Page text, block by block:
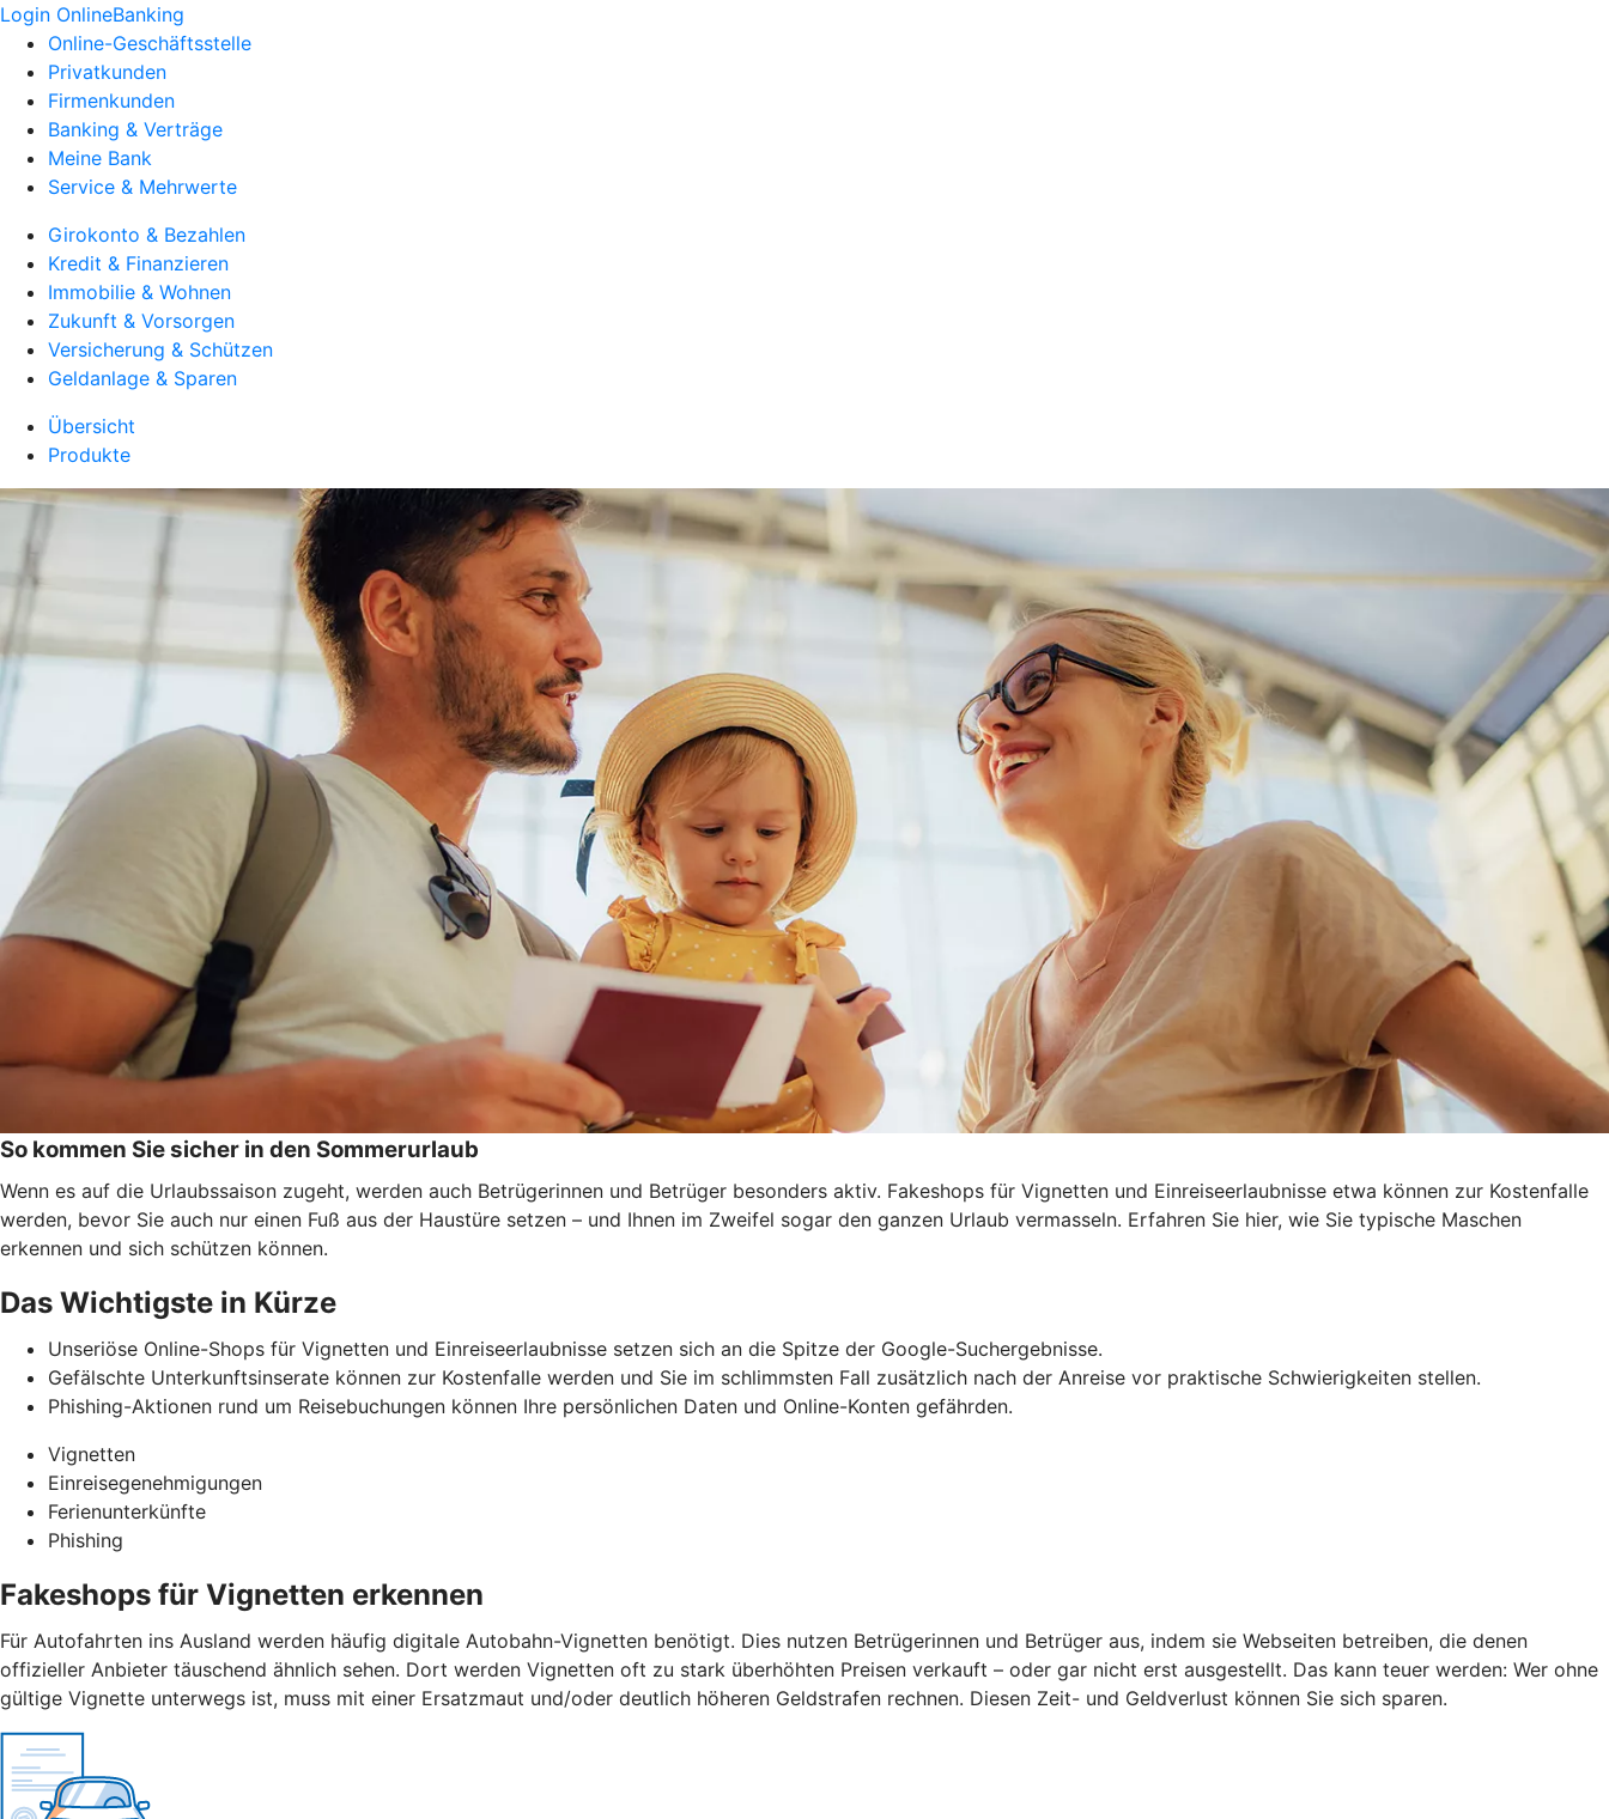
Login OnlineBanking
Online-Geschäftsstelle
Privatkunden
Firmenkunden
Banking & Verträge
Meine Bank
Service & Mehrwerte
Girokonto & Bezahlen
Kredit & Finanzieren
Immobilie & Wohnen
Zukunft & Vorsorgen
Versicherung & Schützen
Geldanlage & Sparen
Übersicht
Produkte
So kommen Sie sicher in den Sommerurlaub
Wenn es auf die Urlaubssaison zugeht, werden auch Betrügerinnen und Betrüger besonders aktiv. Fakeshops für Vignetten und Einreiseerlaubnisse etwa können zur Kostenfalle
werden, bevor Sie auch nur einen Fuß aus der Haustüre setzen – und Ihnen im Zweifel sogar den ganzen Urlaub vermasseln. Erfahren Sie hier, wie Sie typische Maschen
erkennen und sich schützen können.
Das Wichtigste in Kürze
Unseriöse Online-Shops für Vignetten und Einreiseerlaubnisse setzen sich an die Spitze der Google-Suchergebnisse.
Gefälschte Unterkunftsinserate können zur Kostenfalle werden und Sie im schlimmsten Fall zusätzlich nach der Anreise vor praktische Schwierigkeiten stellen.
Phishing-Aktionen rund um Reisebuchungen können Ihre persönlichen Daten und Online-Konten gefährden.
Vignetten
Einreisegenehmigungen
Ferienunterkünfte
Phishing
Fakeshops für Vignetten erkennen
Für Autofahrten ins Ausland werden häufig digitale Autobahn-Vignetten benötigt. Dies nutzen Betrügerinnen und Betrüger aus, indem sie Webseiten betreiben, die denen
offizieller Anbieter täuschend ähnlich sehen. Dort werden Vignetten oft zu stark überhöhten Preisen verkauft – oder gar nicht erst ausgestellt. Das kann teuer werden: Wer ohne
gültige Vignette unterwegs ist, muss mit einer Ersatzmaut und/oder deutlich höheren Geldstrafen rechnen. Diesen Zeit- und Geldverlust können Sie sich sparen.